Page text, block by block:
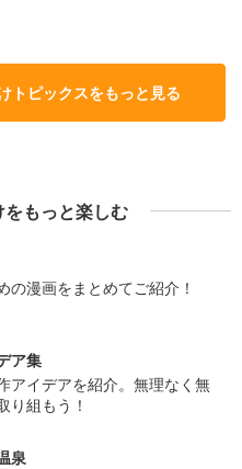
トピックスをもっと見る
もっと楽しむ
の漫画をまとめてご紹介！
ア集
アイデアを紹介。無理なく無
り組もう！
泉